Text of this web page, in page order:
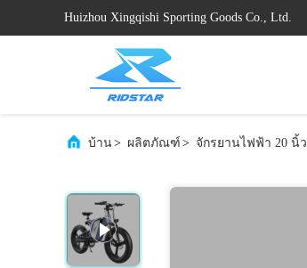
Huizhou Xingqishi Sporting Goods Co., Ltd.
บ้าน> ผลิตภัณฑ์ > จักรยานไฟฟ้า 20 นิ้ว